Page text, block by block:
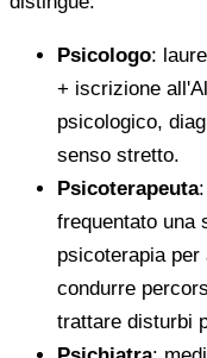
Psicologo:
+ iscrizione
psicologico,
senso stretto.
Psicoterapeuta
frequentato una
psicoterapia per
condurre
trattare disturbi